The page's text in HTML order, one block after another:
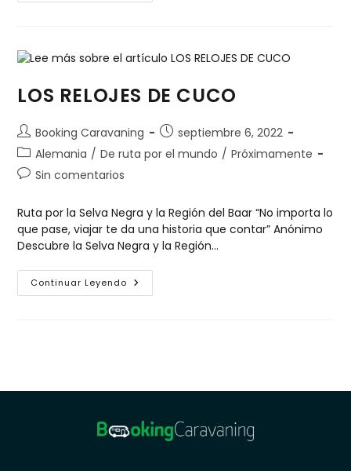
LOS RELOJES DE CUCO
Booking Caravaning
septiembre 6, 2022
Alemania / De ruta por el mundo / Próximamente
Sin comentarios
Ruta por la Selva Negra y la Región del Baar “No importa lo
que pase, viajar te da una historia que contar” Anónimo
Descubre la Selva Negra y la Región…
Continuar Leyendo